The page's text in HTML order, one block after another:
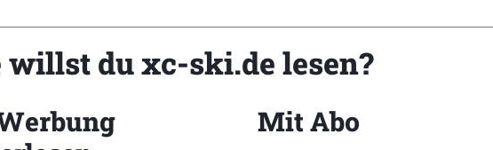
willst du xc-ski.de lesen?
Mit Abo